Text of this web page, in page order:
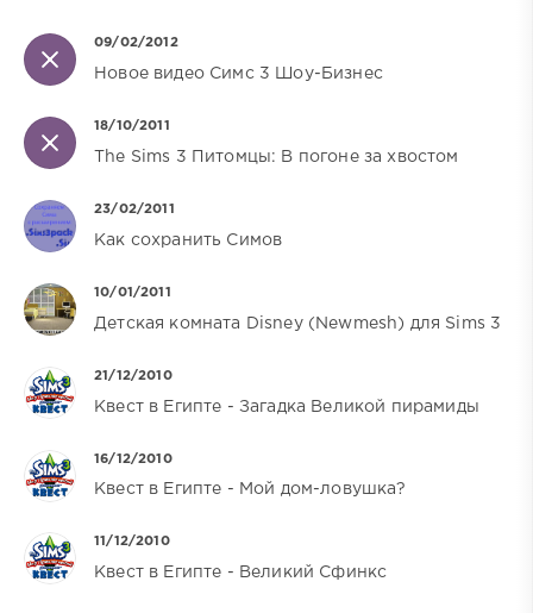
09/02/2012
Новое видео Симс 3 Шоу-Бизнес
18/10/2011
The Sims 3 Питомцы: В погоне за хвостом
23/02/2011
Как сохранить Симов
10/01/2011
Детская комната Disney (Newmesh) для Sims 3
21/12/2010
Квест в Египте - Загадка Великой пирамиды
16/12/2010
Квест в Египте - Мой дом-ловушка?
11/12/2010
Квест в Египте - Великий Сфинкс